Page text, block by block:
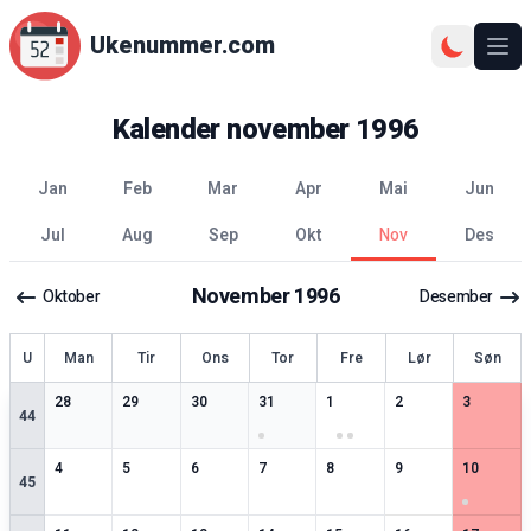
Ukenummer.com
Kalendernovember 1996
jan feb mar apr mai
jun
jul
aug sep okt nov des
Oktober November1996 Desember
Uke Man Tir Ons Tor Fre Lør Søn
44
28
2spesielle datoer
29
2spesielle datoer
30
2spesielle datoer
31
3spesielle datoer
15 spesielle datoer
2
2spesielle datoer
3
2
45
4
2spesielle datoer
5
2spesielle datoer
6
2spesielle datoer
7
2spesielle datoer
8
2spesielle datoer
9
2spesielle datoer
10
4